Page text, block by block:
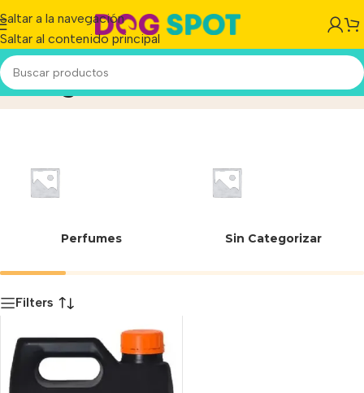
Saltar a la navegación
Saltar al contenido principal
5.7 kgInicio/Producto
Perfumes Sin Categorizar
Filters